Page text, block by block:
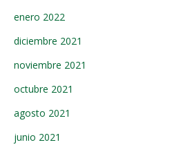
enero 2022
diciembre 2021
noviembre 2021
octubre 2021
agosto 2021
junio 2021